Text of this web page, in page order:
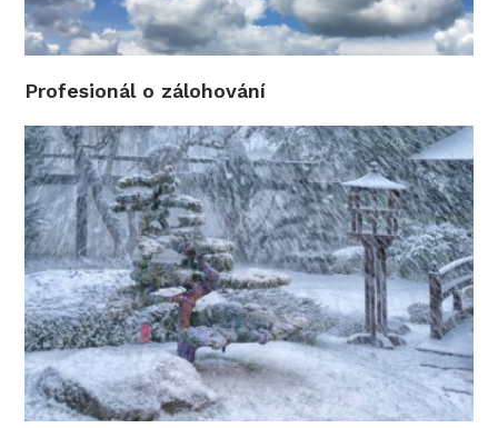
Profesionál o zálohování